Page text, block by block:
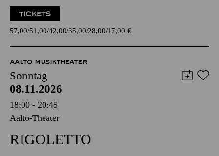
TICKETS
57,00 51,00 42,00 35,00 28,00 17,00 €
AALTO MUSIKTHEATER
Sonntag
08.11.2026
18:00 - 20:45
Aalto-Theater
RIGO­LETTO